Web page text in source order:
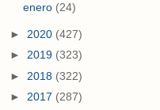
enero (24)
► 2020 (427)
► 2019 (323)
► 2018 (322)
► 2017 (287)